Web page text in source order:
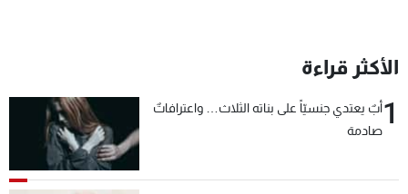
الأكثر قراءة
1أبٌ يعتدي جنسيّاً على بناته الثلاث… واعترافاتٌ
صادمة